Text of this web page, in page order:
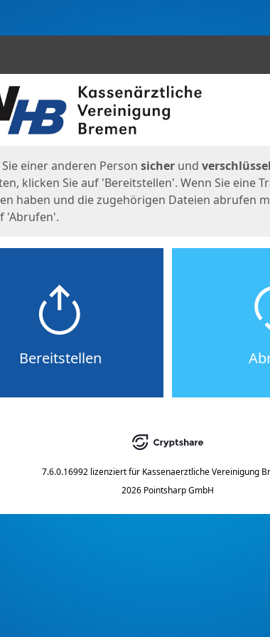
einer anderen Person sicher und
klicken Sie auf 'Bereitstellen'. Wenn Sie eine
haben und die zugehörigen Dateien abrufen
'Abrufen'.
Bereitstellen
7.6.0.16992 lizenziert für Kassenaerztliche Vereinigung
2026 Pointsharp GmbH